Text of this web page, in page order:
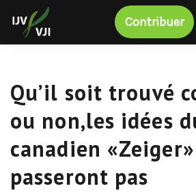
Contribuer
Qu’il soit trouvé
ou non,les idées
canadien
passeront pas